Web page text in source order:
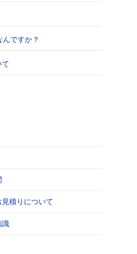
ですか？
積りについて
識